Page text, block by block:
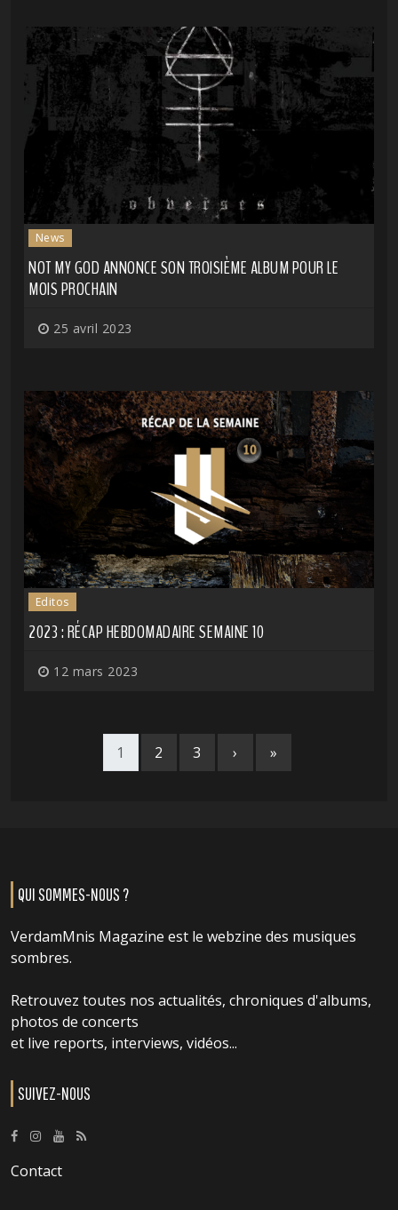
News
NOT MY GOD ANNONCE SON TROISIÈME ALBUM POUR LE
MOIS PROCHAIN
25 avril 2023
Editos
2023 : RÉCAP HEBDOMADAIRE SEMAINE 10
12 mars 2023
1 2 3 › »
QUI SOMMES-NOUS ?
VerdamMnis Magazine est le webzine des musiques
sombres.
Retrouvez toutes nos actualités, chroniques d'albums,
photos de concerts
et live reports, interviews, vidéos...
SUIVEZ-NOUS
Contact